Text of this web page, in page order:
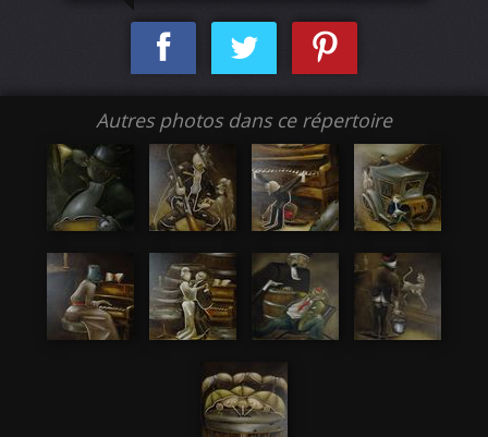
Autres photos dans ce répertoire